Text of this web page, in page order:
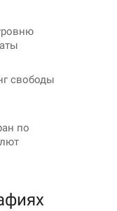
свободы
по